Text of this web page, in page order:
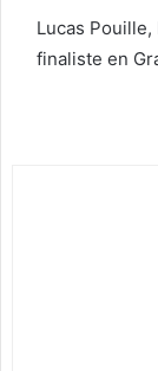
Lucas
finaliste en